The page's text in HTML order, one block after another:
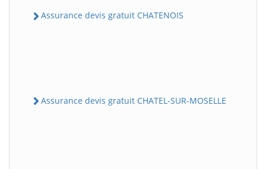
Assurance devis gratuit CHATENOIS
Assurance devis gratuit CHATEL-SUR-MOSELLE